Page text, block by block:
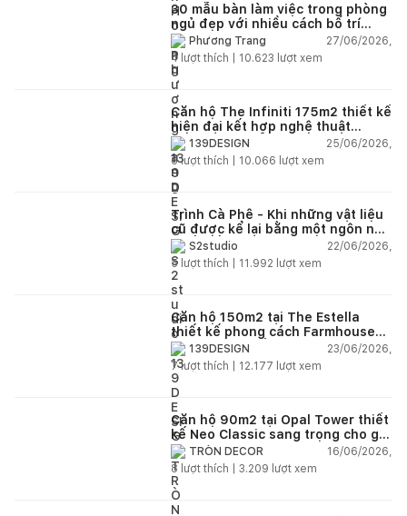
30 mẫu bàn làm việc trong phòng
ngủ đẹp với nhiều cách bố trí
thông minh cho mọi diện tích
Phương Trang
27/06/2026,
4 lượt thích | 10.623 lượt xem
Căn hộ The Infiniti 175m2 thiết kế
hiện đại kết hợp nghệ thuật
Modern Art đầy cảm xúc
139DESIGN
25/06/2026,
6lượt thích | 10.066 lượt xem
Trình Cà Phê - Khi những vật liệu
cũ được kể lại bằng một ngôn ngữ
thiết kế mới
S2studio
22/06/2026,
5 lượt thích | 11.992 lượt xem
Căn hộ 150m2 tại The Estella
thiết kế phong cách Farmhouse
thanh lịch và ấm áp
139DESIGN
23/06/2026,
7lượt thích | 12.177 lượt xem
Căn hộ 90m2 tại Opal Tower thiết
kế Neo Classic sang trọng cho gia
đình trẻ
TRÒN DECOR
16/06/2026,
8 lượt thích | 3.209 lượt xem